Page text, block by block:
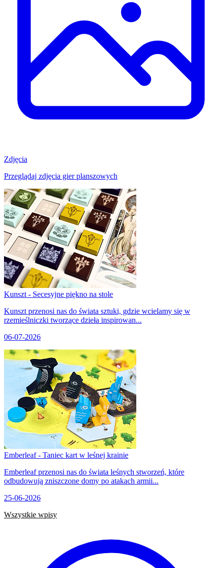
Zdjęcia
Przeglądaj zdjęcia gier planszowych
Kunszt - Secesyjne piękno na stole
Kunszt przenosi nas do świata sztuki, gdzie wcielamy się w
rzemieślniczki tworzące dzieła inspirowan...
06-07-2026
Emberleaf - Taniec kart w leśnej krainie
Emberleaf przenosi nas do świata leśnych stworzeń, które
odbudowują zniszczone domy po atakach armii...
25-06-2026
Wszystkie wpisy